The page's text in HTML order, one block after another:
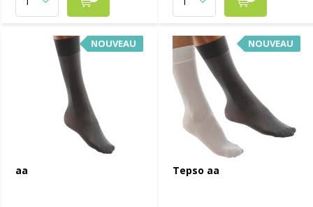
aa
NOUVEAU
Tepso aa
NOUVEAU